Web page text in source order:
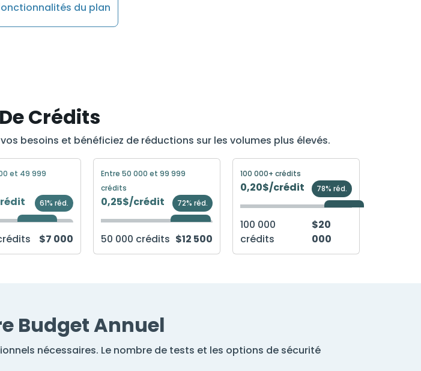
du plan
Crédits
besoins et bénéficiez de réductions sur les volumes plus élevés.
et 49 999
61% réd.
$7 000
Entre 50 000 et 99 999
crédits
0,25$/crédit 72% réd.
50 000 crédits $12 500
100 000+ crédits
0,20$/crédit 78% réd.
100 000
crédits
$20
000
Budget Annuel
nécessaires. Le nombre de tests et les options de sécurité